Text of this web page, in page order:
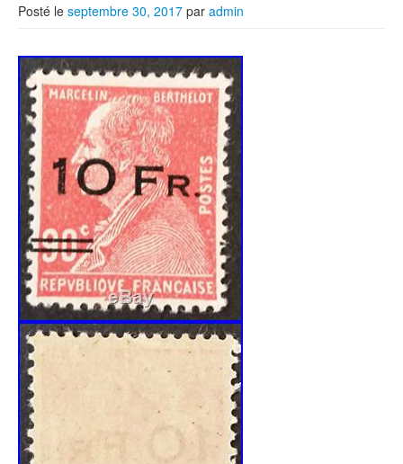
Posté le septembre 30, 2017 par admin